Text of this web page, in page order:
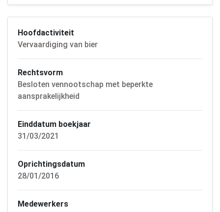
Hoofdactiviteit
Vervaardiging van bier
Rechtsvorm
Besloten vennootschap met beperkte
aansprakelijkheid
Einddatum boekjaar
31/03/2021
Oprichtingsdatum
28/01/2016
Medewerkers